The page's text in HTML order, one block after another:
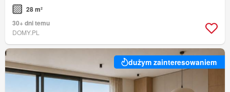
28 m²
30+ dni temu
DOMY.PL
dużym zainteresowaniem